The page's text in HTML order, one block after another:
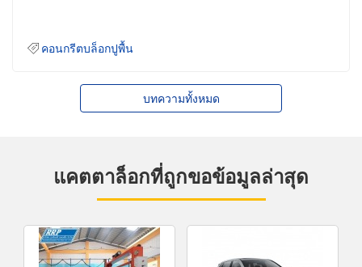
คอนกรีตบล็อกปูพื้น
บทความทั้งหมด
แคตตาล็อกที่ถูกขอข้อมูลล่าสุด